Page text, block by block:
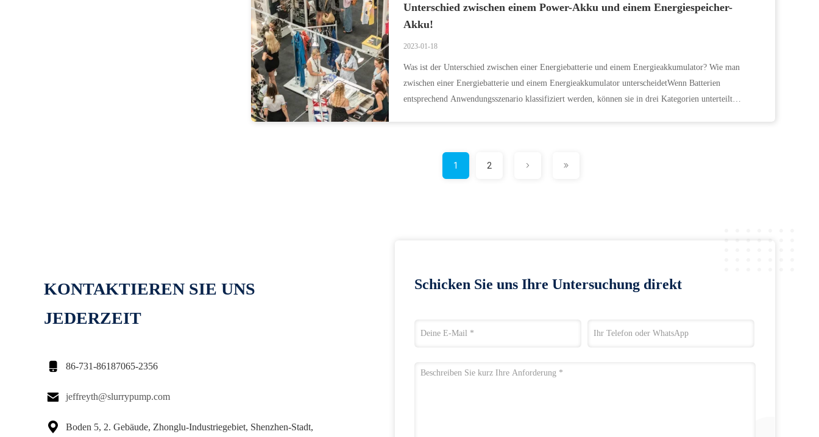
Unterschied zwischen einem Power-Akku und einem Energiespeicher-
Akku!
2023-01-18
Was ist der Unterschied zwischen einer Energiebatterie und einem Energieakkumulator? Wie man
zwischen einer Energiebatterie und einem Energieakkumulator unterscheidetWenn Batterien
entsprechend Anwendungsszenario klassifiziert werden, können sie in drei Kategorien unterteilt
1 2
KONTAKTIEREN SIE UNS
JEDERZEIT
 86-731-86187065-2356
 jeffreyth@slurrypump.com

Boden 5, 2. Gebäude, Zhonglu-Industriegebiet, Shenzhen-Stadt,
Schicken Sie uns Ihre Untersuchung direkt